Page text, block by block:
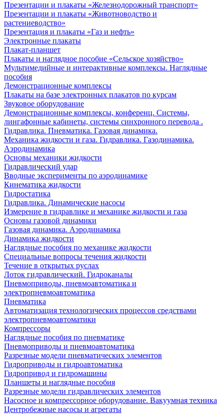
Презентации и плакаты «Железнодорожный транспорт»
Презентации и плакаты «Животноводство и
растениеводство»
Презентация и плакаты «Газ и нефть»
Электронные плакаты
Плакат-планшет
Плакаты и наглядное пособие «Сельское хозяйство»
Мультимедийные и интерактивные комплексы. Наглядные
пособия
Демонстрационные комплексы
Плакаты на базе электронных плакатов по курсам
Звуковое оборудование
Демонстрационные комплексы, конференц. Системы,
лингафонные кабинеты, системы синхронного перевода .
Гидравлика. Пневматика. Газовая динамика.
Механика жидкости и газа. Гидравлика. Газодинамика.
Аэродинамика
Основы механики жидкости
Гидравлический удар
Вводные эксперименты по аэродинамике
Кинематика жидкости
Гидростатика
Гидравлика. Динамические насосы
Измерение в гидравлике и механике жидкости и газа
Основы газовой динамики
Газовая динамика. Аэродинамика
Динамика жидкости
Наглядные пособия по механике жидкости
Специальные вопросы течения жидкости
Течение в открытых руслах
Лоток гидравлический. Гидроканалы
Пневмоприводы, пневмоавтоматика и
электропневмоавтоматика
Пневматика
Автоматизация технологических процессов средствами
электропневмоавтоматики
Компрессоры
Наглядные пособия по пневматике
Пневмоприводы и пневмоавтоматика
Разрезные модели пневматических элементов
Гидроприводы и гидроавтоматика
Гидропривод и гидромашины
Планшеты и наглядные пособия
Разрезные модели гидравлических элементов
Насосное и компрессорное оборудование. Вакуумная техника
Центробежные насосы и агрегаты